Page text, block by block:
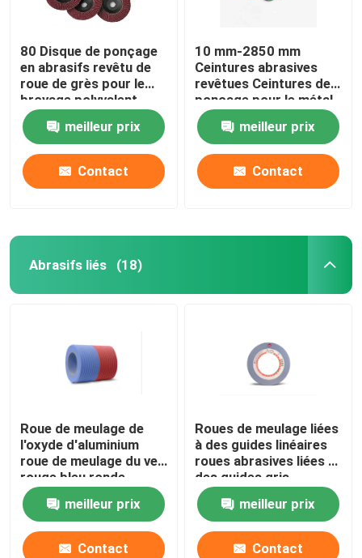
Produits
À propos de nous
Contrôle de la qualité
Nous contacter
80 Disque de ponçage
en abrasifs revêtu de
roue de grès pour le
broyage polyvalent
meilleur prix
Contact
10 mm-2850 mm
Ceintures abrasives
revêtues Ceintures de
ponçage pour le métal
meilleur prix
Contact
Abrasifs liés (18)
Roue de meulage de
l'oxyde d'aluminium
roue de meulage du ver
rouge bleu ronde
meilleur prix
Contact
Roues de meulage liées
à des guides linéaires
roues abrasives liées à
des guides gris
meilleur prix
Contact